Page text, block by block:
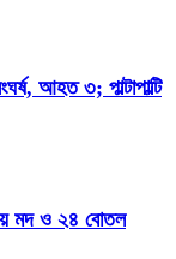
আহত ৩; পাল্টাপাল্টি
মদ ও ২৪ বোতল